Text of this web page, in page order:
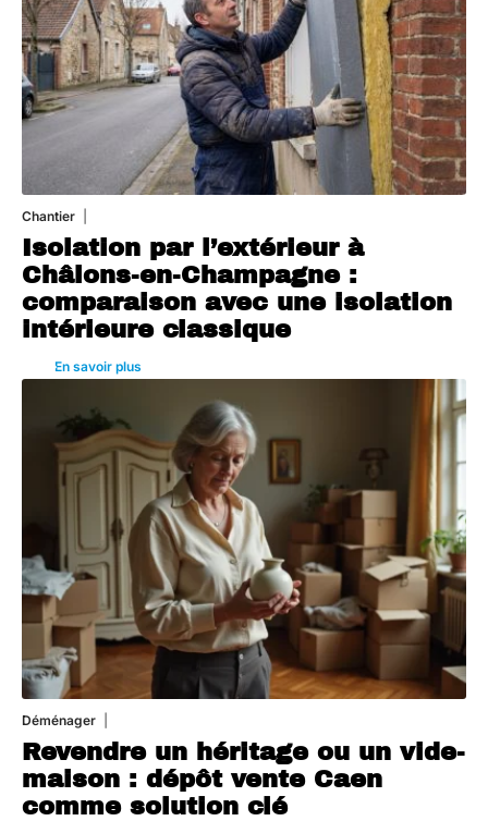
Chantier
Isolation par l’extérieur à
Châlons-en-Champagne :
comparaison avec une isolation
intérieure classique
En savoir plus
Déménager
Revendre un héritage ou un vide-
maison : dépôt vente Caen
comme solution clé